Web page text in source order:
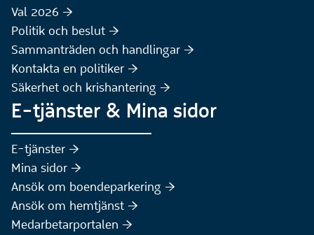
Val 2026 :höger:
Politik och beslut :höger:
Sammanträden och handlingar :höger:
Kontakta en politiker :höger:
Säkerhet och krishantering :höger:
E-tjänster & Mina sidor
E-tjänster :höger:
Mina sidor :höger:
Ansök om boendeparkering :höger:
Ansök om hemtjänst :höger:
Medarbetarportalen :höger: